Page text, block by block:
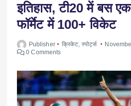
इतिहास, टी20 में बस
फॉर्मेट में 100+ विकेट
Publisher क्रिकेट स्पोर्ट्स
0 Comments